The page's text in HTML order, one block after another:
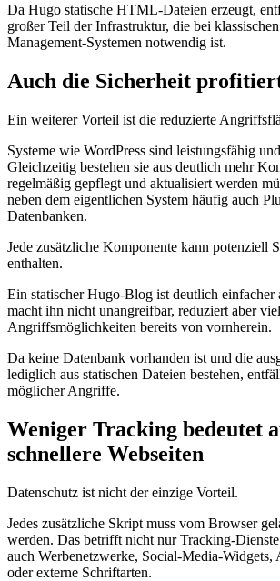
Da Hugo statische HTML-Dateien erzeugt,
großer Teil der Infrastruktur, die bei
Management-Systemen notwendig ist.
Auch die Sicherheit
Ein weiterer Vorteil ist die reduzierte
Systeme wie WordPress sind leistungsfähig
Gleichzeitig bestehen sie aus deutlich mehr
regelmäßig gepflegt und aktualisiert werden
neben dem eigentlichen System häufig auch
Datenbanken.
Jede zusätzliche Komponente kann potenziell
enthalten.
Ein statischer Hugo-Blog ist deutlich einfacher
macht ihn nicht unangreifbar, reduziert aber
Angriffsmöglichkeiten bereits von vornherein.
Da keine Datenbank vorhanden ist und die
lediglich aus statischen Dateien bestehen,
möglicher Angriffe.
Weniger Tracking bedeutet
schnellere Webseiten
Datenschutz ist nicht der einzige Vorteil.
Jedes zusätzliche Skript muss vom Browser
werden. Das betrifft nicht nur Tracking-
auch Werbenetzwerke, Social-Media-Widgets,
oder externe Schriftarten.